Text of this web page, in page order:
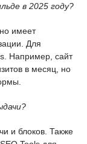
в 2025 году?
имеет
Для
Например, сайт
в месяц, но
и блоков. Также